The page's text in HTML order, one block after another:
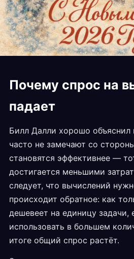
Почему спрос на
падает
Билл Далли хорошо объяснил
часто не замечают со
становятся эффективнее —
достигается меньшими
следует, что вычислений
происходит обратное: как
дешевеет на единицу задачи,
использовать в большем
итоге общий спрос растёт.